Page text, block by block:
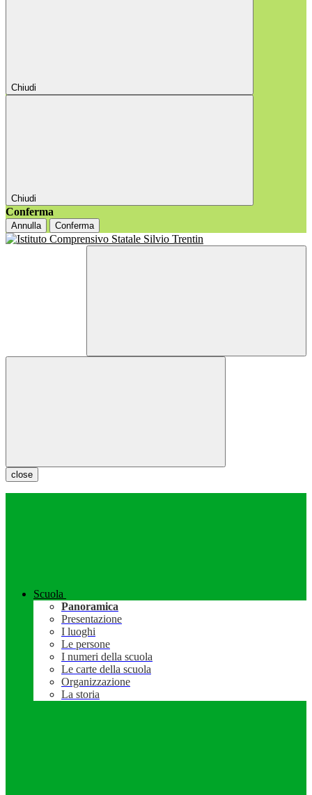
Chiudi
Chiudi
Conferma
Annulla Conferma
close
Scuola
Panoramica
Presentazione
I luoghi
Le persone
I numeri della scuola
Le carte della scuola
Organizzazione
La storia